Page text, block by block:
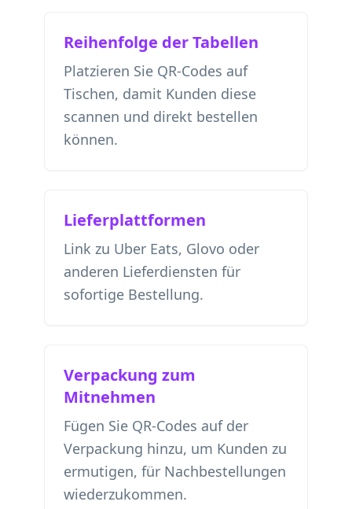
Reihenfolge der Tabellen
Platzieren Sie QR-Codes auf
Tischen, damit Kunden diese
scannen und direkt bestellen
können.
Lieferplattformen
Link zu Uber Eats, Glovo oder
anderen Lieferdiensten für
sofortige Bestellung.
Verpackung zum
Mitnehmen
Fügen Sie QR-Codes auf der
Verpackung hinzu, um Kunden zu
ermutigen, für Nachbestellungen
wiederzukommen.